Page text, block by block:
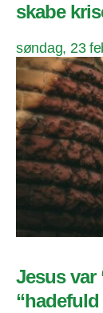
skabe
søndag, 23
Jesus var